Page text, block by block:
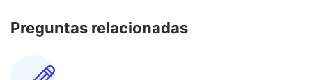
Preguntas relacionadas